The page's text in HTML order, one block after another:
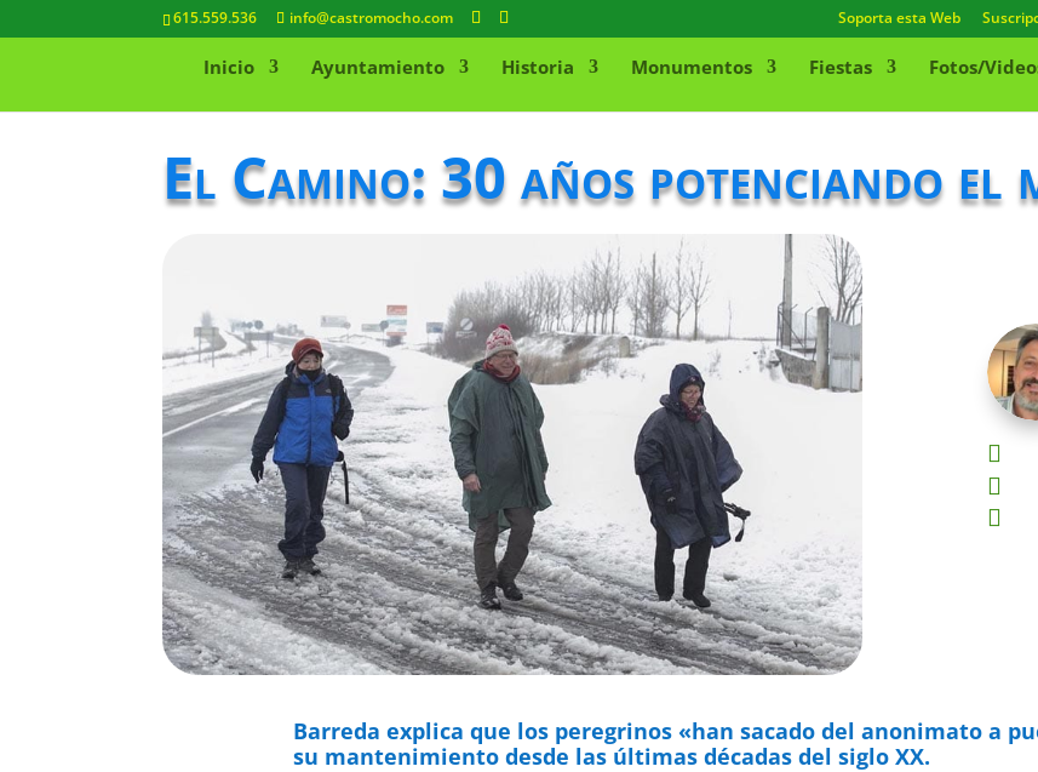
615.559.536 info@castromocho.com Soporta esta Web
Inicio Ayuntamiento Historia Monumentos Fiestas Fotos/
El Camino: 30 años potenciando el



Barreda explica que los peregrinos «han sacado del anonimato a
su mantenimiento desde las últimas décadas del siglo XX.